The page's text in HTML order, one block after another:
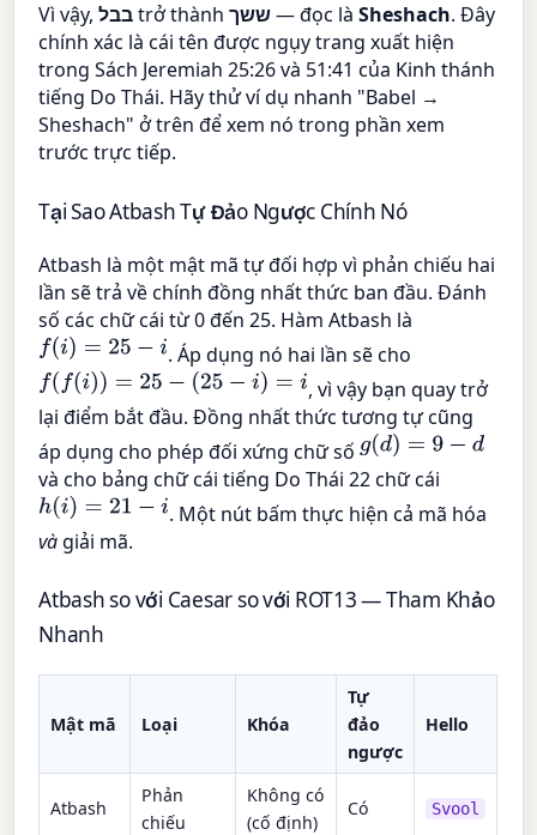
Vì vậy,בבלtrở thànhששך— đọc làSheshach. Đây
chính xác là cái tên được ngụy trang xuất hiện
trong Sách Jeremiah 25:26 và 51:41 của Kinh thánh
tiếng Do Thái. Hãy thử ví dụ nhanh "Babel →
Sheshach" ở trên để xem nó trong phần xem
trước trực tiếp.
Tại Sao Atbash Tự Đảo Ngược Chính Nó
Atbash là một mật mã tự đối hợp vì phản chiếu hai
lần sẽ trả về chính đồng nhất thức ban đầu. Đánh
số các chữ cái từ 0 đến 25. Hàm Atbash là
f(i)=25− i
. Áp dụng nó hai lần sẽ cho
f(f(i))=25 −(25− )=
, vì vậy bạn quay trở
lại điểm bắt đầu. Đồng nhất thức tương tự cũng
áp dụng cho phép đối xứng chữ sốg(d)= 9− d
và cho bảng chữ cái tiếng Do Thái 22 chữ cái
h(i)= 21−i
. Một nút bấm thực hiện cả mã hóa
và giải mã.
Atbash so với Caesar so với ROT13 — Tham Khảo
Nhanh
Mật mã Loại Khóa
Tự
đảo
ngược
Hello
Atbash
Phản
chiếu
Không có
(cố định)
Có Svool